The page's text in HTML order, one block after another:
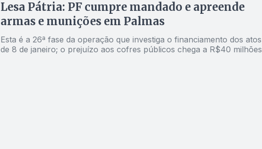
Lesa Pátria: PF cumpre mandado e apreende
armas e munições em Palmas
Esta é a 26ª fase da operação que investiga o financiamento dos atos
de 8 de janeiro; o prejuízo aos cofres públicos chega a R$40 milhões